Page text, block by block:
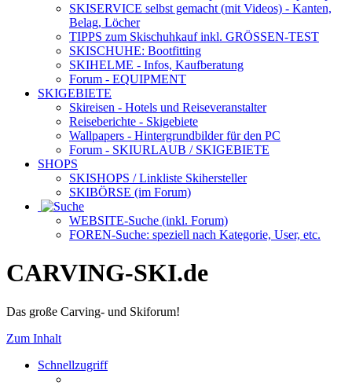
SKISERVICE selbst gemacht (mit Videos) - Kanten,
Belag, Löcher
TIPPS zum Skischuhkaufinkl. GRÖSSEN-TEST
SKISCHUHE: Bootfitting
SKIHELME - Infos, Kaufberatung
Forum - EQUIPMENT
SKIGEBIETE
Skireisen - Hotels und Reiseveranstalter
Reiseberichte - Skigebiete
Wallpapers - Hintergrundbilder für den PC
Forum - SKIURLAUB / SKIGEBIETE
SHOPS
SKISHOPS / Linkliste Skihersteller
SKIBÖRSE (im Forum)
WEBSITE-Suche (inkl. Forum)
FOREN-Suche: speziell nach Kategorie, User, etc.
CARVING-SKI.de
Das große Carving- und Skiforum!
Zum Inhalt
Schnellzugriff